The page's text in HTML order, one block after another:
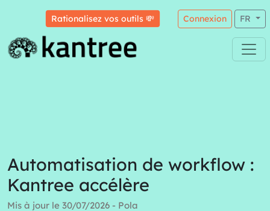
Rationalisez vos outils 💸 Connexion FR
Automatisation de workflow :
Kantree accélère
Mis à jour le 30/07/2026 - Pola